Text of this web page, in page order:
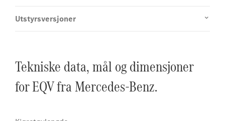
Utstyrsversjoner
Tekniske data, mål og dimensjoner
for EQV fra Mercedes-Benz.